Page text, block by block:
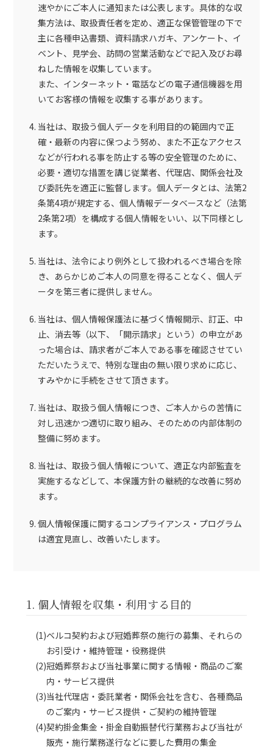
速やかにご本人に通知または公表します。具体的な収
集方法は、取扱責任者を定め、適正な保管管理の下で
主に各種申込書類、資料請求ハガキ、アンケート、イ
ベント、見学会、訪問の営業活動などで記入及びお尋
ねした情報を収集しています。
また、インターネット・電話などの電子通信機器を用
いてお客様の情報を収集する事があります。
当社は、取扱う個人データを利用目的の範囲内で正
確・最新の内容に保つよう努め、また不正なアクセス
などが行われる事を防止する等の安全管理のために、
必要・適切な措置を講じ従業者、代理店、関係会社及
び委託先を適正に監督します。個人データとは、法第2
条第4項が規定する、個人情報データベースなど（法第
2条第2項）を構成する個人情報をいい、以下同様とし
ます。
当社は、法令により例外として扱われるべき場合を除
き、あらかじめご本人の同意を得ることなく、個人デ
ータを第三者に提供しません。
当社は、個人情報保護法に基づく情報開示、訂正、中
止、消去等（以下、「開示請求」という）の申立があ
った場合は、請求者がご本人である事を確認させてい
ただいたうえで、特別な理由の無い限り求めに応じ、
すみやかに手続をさせて頂きます。
当社は、取扱う個人情報につき、ご本人からの苦情に
対し迅速かつ適切に取り組み、そのための内部体制の
整備に努めます。
当社は、取扱う個人情報について、適正な内部監査を
実施するなどして、本保護方針の継続的な改善に努め
ます。
個人情報保護に関するコンプライアンス・プログラム
は適宜見直し、改善いたします。
1. 個人情報を収集・利用する目的
(1)ベルコ契約および冠婚葬祭の施行の募集、それらの
お引受け・維持管理・役務提供
(2)冠婚葬祭および当社事業に関する情報・商品のご案
内・サービス提供
(3)当社代理店・委託業者・関係会社を含む、各種商品
のご案内・サービス提供・ご契約の維持管理
(4)契約掛金集金・掛金自動振替代行業務および当社が
販売・施行業務遂行などに要した費用の集金